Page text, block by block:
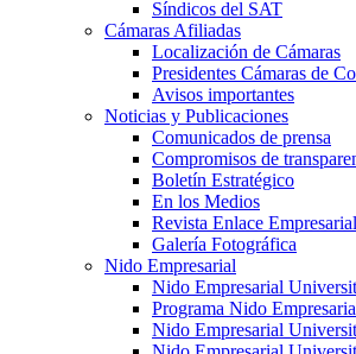
Síndicos del SAT
Cámaras Afiliadas
Localización de Cámaras
Presidentes Cámaras de
Avisos importantes
Noticias y Publicaciones
Comunicados de prensa
Compromisos de
Boletín Estratégico
En los Medios
Revista Enlace
Galería Fotográfica
Nido Empresarial
Nido Empresarial
Programa Nido
Nido Empresarial